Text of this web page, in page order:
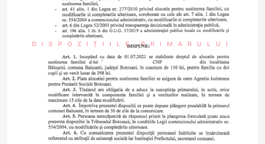
DISPOZIȚIILE PRIMARULUI